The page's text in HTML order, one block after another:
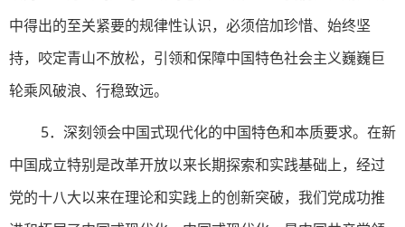
中得出的至关紧要的规律性认识，必须倍加珍惜、始终坚
持，咬定青山不放松，引领和保障中国特色社会主义巍巍巨
轮乘风破浪、行稳致远。
5．深刻领会中国式现代化的中国特色和本质要求。在新
中国成立特别是改革开放以来长期探索和实践基础上，经过
党的十八大以来在理论和实践上的创新突破，我们党成功推